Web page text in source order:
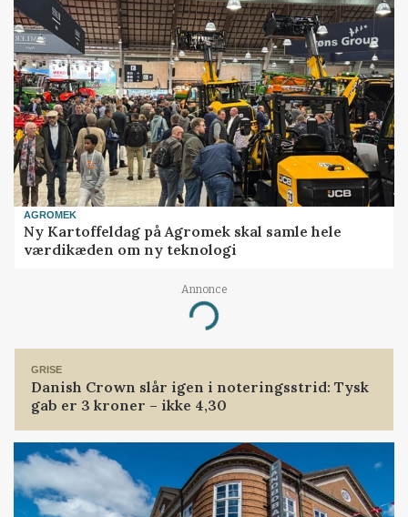
AGROMEK
Ny Kartoffeldag på Agromek skal samle hele
værdikæden om ny teknologi
Annonce
Loading...
GRISE
Danish Crown slår igen i noteringsstrid: Tysk
gab er 3 kroner – ikke 4,30